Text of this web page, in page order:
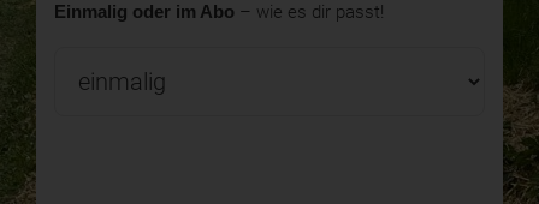
Einmalig oder im Abo – wie es dir passt!